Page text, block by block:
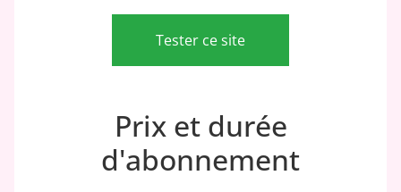
Tester ce site
Prix et durée
d'abonnement